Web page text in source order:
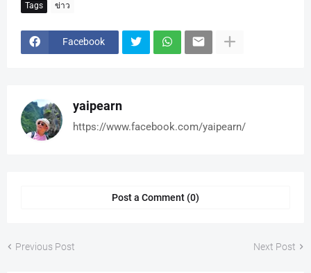
Tags ข่าว
Facebook
yaipearn
https://www.facebook.com/yaipearn/
Post a Comment (0)
Previous Post Next Post